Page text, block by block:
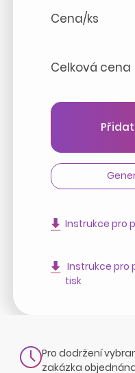
Cena/ks
Celková cena
Instrukce pro
Instrukce pro
tisk
Pro dodržení
zakázka